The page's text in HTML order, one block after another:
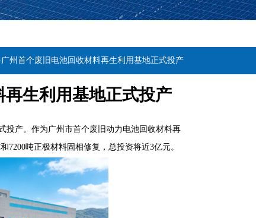
广州首个废旧电池回收材料再生利用基地正式投产
生利用基地正式投产
投产。作为广州市首个废旧动力电池回收材料再
吨正极材料固相修复，总投资将近3亿元。